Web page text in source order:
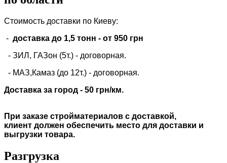
Стоимость доставки по Киеву:
- доставка до 1,5 тонн - от 950 грн
- ЗИЛ, ГАЗон (5т.) - договорная.
- МАЗ,Камаз (до 12т.) - договорная.
Доставка за город - 50 грн/км.
При заказе стройматериалов с доставкой,
клиент должен обеспечить место для доставки и
выгрузки товара.
Разгрузка